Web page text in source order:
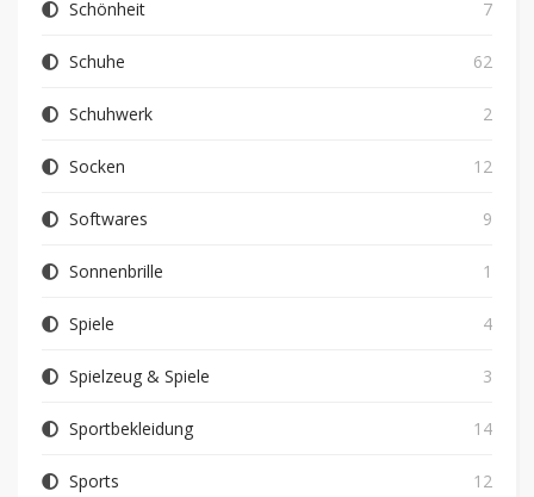
Schönheit 7
Schuhe 62
Schuhwerk 2
Socken 12
Softwares 9
Sonnenbrille 1
Spiele 4
Spielzeug & Spiele 3
Sportbekleidung 14
Sports 12